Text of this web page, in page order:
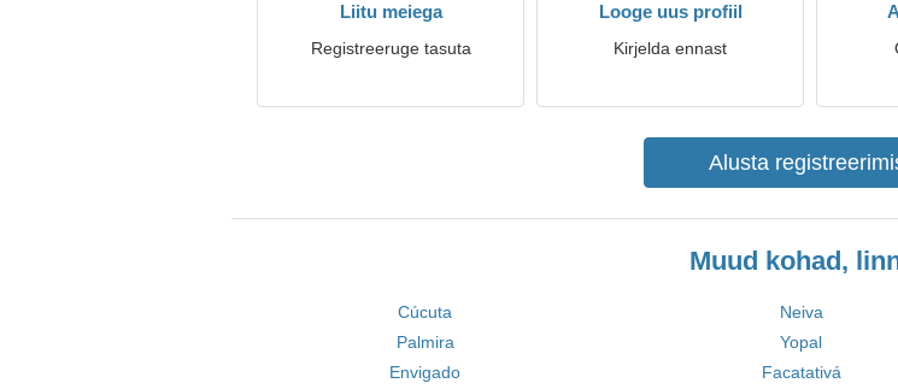
Liitu meiega
Registreeruge tasuta
Looge uus profiil
Kirjelda ennast
Alusta
Muud kohad,
Cúcuta Neiva
Palmira
Yopal
Envigado
Facatativá